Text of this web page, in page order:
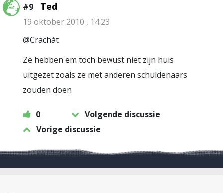
#9 Ted
19 oktober 2010 , 14:23
@Crachàt
Ze hebben em toch bewust niet zijn huis
uitgezet zoals ze met anderen schuldenaars
zouden doen
0
Volgende discussie
Vorige discussie